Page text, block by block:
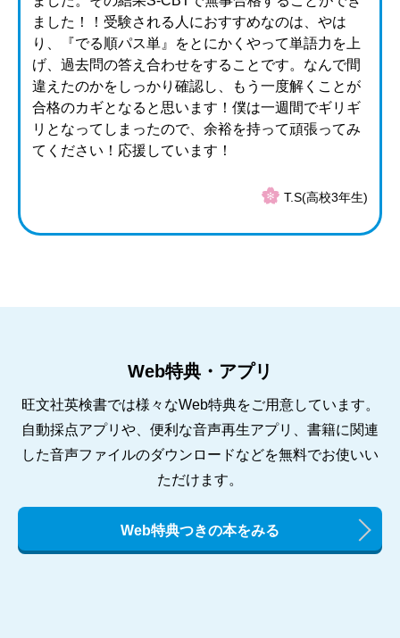
ました！！受験される人におすすめなのは、やは
り、『でる順パス単』をとにかくやって単語力を上
げ、過去問の答え合わせをすることです。なんで間
違えたのかをしっかり確認し、もう一度解くことが
合格のカギとなると思います！僕は一週間でギリギ
リとなってしまったので、余裕を持って頑張ってみ
てください！応援しています！
T.S(高校3年生)
Web特典・アプリ
旺文社英検書では様々なWeb特典をご用意しています。
自動採点アプリや、便利な音声再生アプリ、書籍に関連
した音声ファイルのダウンロードなどを無料でお使いい
ただけます。
Web特典つきの本をみる